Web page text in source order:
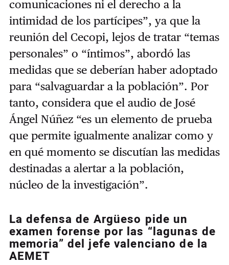
comunicaciones ni el derecho a la
intimidad de los partícipes”, ya que la
reunión del Cecopi, lejos de tratar “temas
personales” o “íntimos”, abordó las
medidas que se deberían haber adoptado
para “salvaguardar a la población”. Por
tanto, considera que el audio de José
Ángel Núñez “es un elemento de prueba
que permite igualmente analizar como y
en qué momento se discutían las medidas
destinadas a alertar a la población,
núcleo de la investigación”.
La defensa de Argüeso pide un
examen forense por las “lagunas de
memoria” del jefe valenciano de la
AEMET